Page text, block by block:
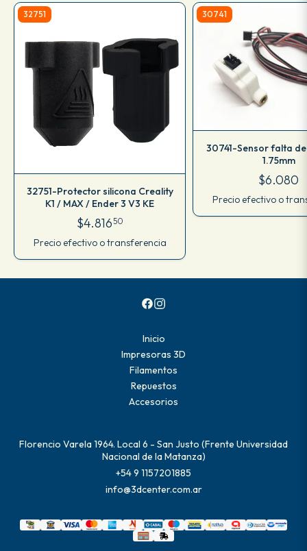
32751
32751-Protector silicona Creality
K1 / MAX / Ender 3 V3 KE
$4.81650
Precio efectivo o transferencia
30741
30741-Sensor falta
1.75mm
$6.080
Precio efectivo o
Inicio
Impresoras 3D
Filamentos
Repuestos
Accesorios
Florencio Varela 1964. Local 6 - San Justo (Frente Universidad
Nacional de la Matanza)
+54 9 1157201885
info@3dcenter.com.ar